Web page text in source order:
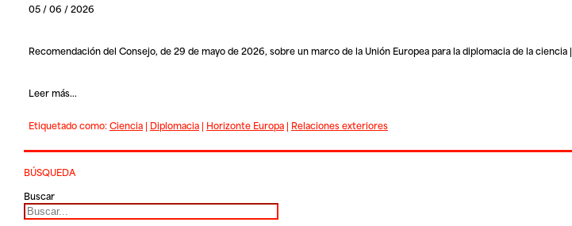
05 / 06 / 2026
Recomendación del Consejo, de 29 de mayo de 2026, sobre un marco de la Unión Europea para la diplomacia de la ciencia |
Leer más...
Etiquetado como:Ciencia| Diplomacia| Horizonte Europa| Relaciones exteriores
BÚSQUEDA
Buscar